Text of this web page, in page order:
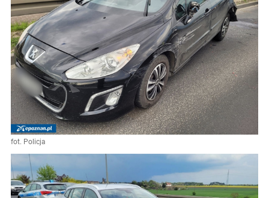
fot. Policja